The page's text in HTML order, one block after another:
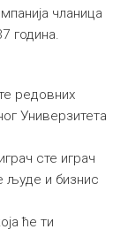
чланица
година.
редовних
Универзитета
сте играч
људе и бизнис
ће ти